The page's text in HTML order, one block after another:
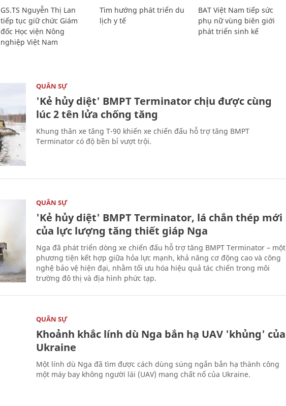
GS.TS Nguyễn Thị Lan
tiếp tục giữ chức Giám
đốc Học viện Nông
nghiệp Việt Nam
Tìm hướng phát triển du
lịch y tế
BAT Việt Nam tiếp sức
phụ nữ vùng biên giới
phát triển sinh kế
QUÂN SỰ
'Kẻ hủy diệt' BMPT Terminator chịu được cùng
lúc 2 tên lửa chống tăng
Khung thân xe tăng T-90 khiến xe chiến đấu hỗ trợ tăng BMPT
Terminator có độ bền bỉ vượt trội.
QUÂN SỰ
'Kẻ hủy diệt' BMPT Terminator, lá chắn thép mới
của lực lượng tăng thiết giáp Nga
Nga đã phát triển dòng xe chiến đấu hỗ trợ tăng BMPT Terminator – một
phương tiện kết hợp giữa hỏa lực mạnh, khả năng cơ động cao và công
nghệ bảo vệ hiện đại, nhằm tối ưu hóa hiệu quả tác chiến trong môi
trường đô thị và địa hình phức tạp.
QUÂN SỰ
Khoảnh khắc lính dù Nga bắn hạ UAV 'khủng' của
Ukraine
Một lính dù Nga đã tìm được cách dùng súng ngắn bắn hạ thành công
một máy bay không người lái (UAV) mang chất nổ của Ukraine.